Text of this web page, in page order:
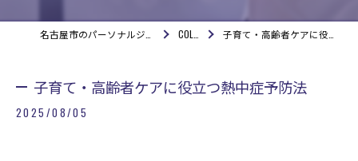
COLUMN 子育て・高齢者ケアに役立つ熱中症予防法
子育て・高齢者ケアに役立つ熱中症予防法
2025/08/05